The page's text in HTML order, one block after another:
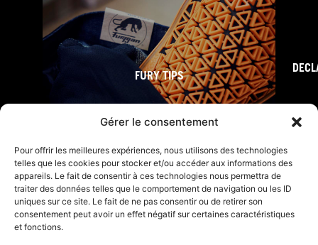
Gérer le consentement
Pour offrir les meilleures expériences, nous utilisons des technologies
telles que les cookies pour stocker et/ou accéder aux informations des
appareils. Le fait de consentir à ces technologies nous permettra de
traiter des données telles que le comportement de navigation ou les ID
uniques sur ce site. Le fait de ne pas consentir ou de retirer son
consentement peut avoir un effet négatif sur certaines caractéristiques
et fonctions.
FURY TIPS